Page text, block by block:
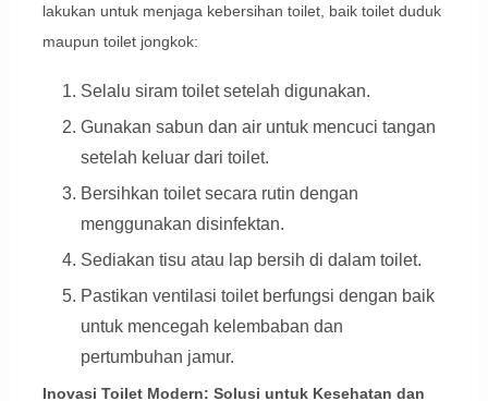
lakukan untuk menjaga kebersihan toilet, baik toilet duduk
maupun toilet jongkok:
Selalu siram toilet setelah digunakan.
Gunakan sabun dan air untuk mencuci tangan
setelah keluar dari toilet.
Bersihkan toilet secara rutin dengan
menggunakan disinfektan.
Sediakan tisu atau lap bersih di dalam toilet.
Pastikan ventilasi toilet berfungsi dengan baik
untuk mencegah kelembaban dan
pertumbuhan jamur.
Inovasi Toilet Modern: Solusi untuk Kesehatan dan